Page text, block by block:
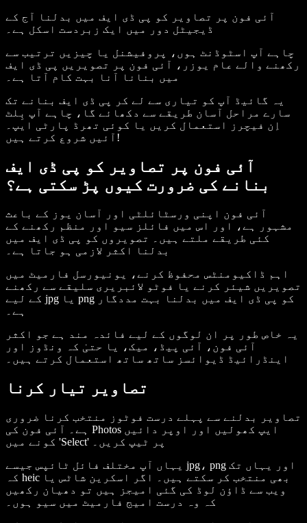
آئی فون پر تصاویر کو پی ڈی ایف میں بدلنا آج کے
ڈیجیٹل دور میں ایک زبردست اسکل ہے۔
چاہے آپ اسٹوڈنٹ ہوں، پروفیشنل یا چیزیں ترتیب سے
رکھنے والے عام یوزر، آئی فون پر تصویریں پی ڈی ایف
میں بنانا آنا بہت کام آتا ہے۔
یہ گائیڈ آپ کو تیاری سے لے کر پی ڈی ایف بنانے تک
سارے مراحل آسان طریقے سے دکھائے گا، چاہے آپ بِلٹ
اِن فیچرز استعمال کریں یا کوئی تھرڈ پارٹی ایپ۔
آئیں شروع کرتے ہیں!
آئی فون پر تصاویر کو پی ڈی ایف
بنانے کی ضرورت کیوں پڑ سکتی ہے؟
آئی فون اپنی ورسٹائلٹی اور آسان یوز کے باعث
مشہور ہے، اور اس میں فائلز سیو اور منظم رکھنے کے
کئی طریقے ملتے ہیں۔ تصویروں کو پی ڈی ایف میں
بدلنا اکثر لازمی ہو جاتا ہے۔
اہم ڈاکیومنٹس محفوظ کرنے، یونیورسل فارمیٹ میں
تصویریں شیئر کرنے یا فوٹو لائبریری سلیقے سے رکھنے
کے لیے jpg یا png کو پی ڈی ایف میں بدلنا بہت مددگار
ہے۔
یہ خاص طور پر ان لوگوں کے لیے فائدہ مند ہے جو اکثر
آئی فون، آئی پیڈ، میک، یا حتیٰ کہ ونڈوز اور
اینڈرائیڈ ڈیوائسز ساتھ ساتھ استعمال کرتے ہیں۔
تصاویر تیار کرنا
تصاویر بدلنے سے پہلے درست فوٹوز منتخب کرنا ضروری
ہے۔ آئی فون کی Photos ایپ کھولیں اور اوپر دائیں
کونے میں 'Select' پر ٹیپ کریں۔
یہاں آپ مختلف فائل ٹائپس جیسے jpg، png اور یہاں تک
کہ heic بھی منتخب کر سکتے ہیں۔ اگر اسکرین شاٹس یا
ویب سے ڈاؤن لوڈ کی گئی امیجز ہیں تو دھیان رکھیں
کہ وہ درست امیج فارمیٹ میں سیو ہوں۔